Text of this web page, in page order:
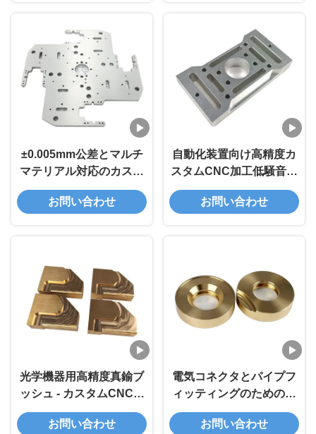
±0.005mm公差とマルチ
マテリアル対応のカスタ
ム5軸CNC加工ブラケッ
トおよびハウジング
お問い合わせ
自動化装置向け高精度カ
スタムCNC加工低騒音セ
ルフ・ルブリケーティン
グ・ギアおよびラック
お問い合わせ
光学機器用高精度真鍮ブ
ッシュ - カスタムCNC加
工耐摩耗部品
お問い合わせ
電気コネクタとパイプフ
ィッティングのための高
精度容量を持つカスタム
CNC加工銅部品
お問い合わせ